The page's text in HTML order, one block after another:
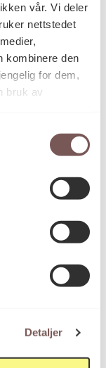
vår. Vi deler
nettstedet
kombinere den
for dem,
bruk av
Detaljer